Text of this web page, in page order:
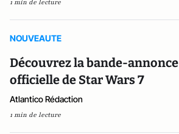
1 min de lecture
NOUVEAUTE
Découvrez la bande-annonce
officielle de Star Wars 7
Atlantico Rédaction
1 min de lecture